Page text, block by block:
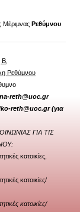
Μέριμνας Ρεθύμνου
Β,
Ρεθύμνου
reth@uoc.gr
reth@uoc.gr(για
ΓΙΑ ΤΙΣ
κατοικίες,
κατοικίες/
κατοικίες/